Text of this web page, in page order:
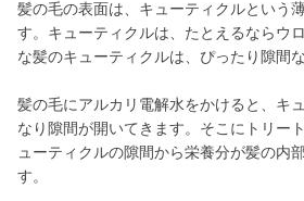
髪の毛の表面は、キューティクルという
す。キューティクルは、たとえるならウ
な髪のキューティクルは、ぴったり隙間
髪の毛にアルカリ電解水をかけると、キ
なり隙間が開いてきます。そこにトリー
ューティクルの隙間から栄養分が髪の内
す。